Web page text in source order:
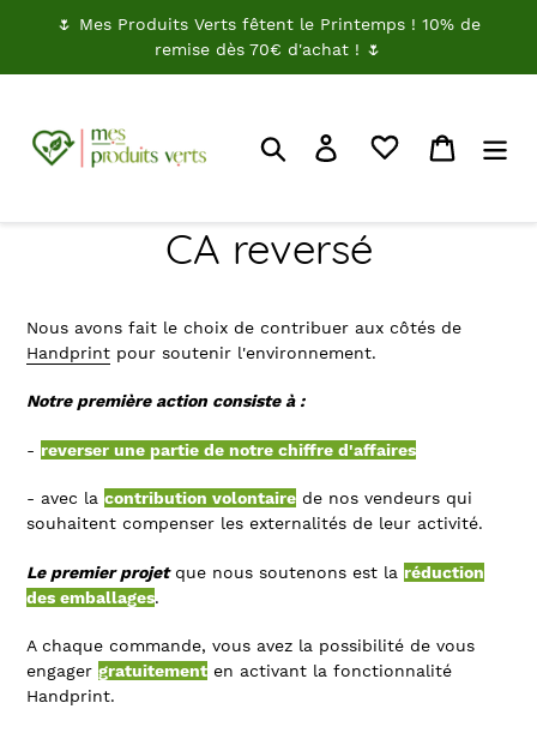
🌷 Mes Produits Verts fêtent le Printemps ! 10% de
remise dès 70€ d'achat ! 🌷
RechercherJe me connectePanier
CA reversé
Nous avons fait le choix de contribuer aux côtés de
Handprint pour soutenir l'environnement.
Notre première action consiste à :
- reverser une partie de notre chiffre d'affaires
- avec la contribution volontaire de nos vendeurs qui
souhaitent compenser les externalités de leur activité.
Le premier projetque nous soutenons est la réduction
des emballages.
A chaque commande, vous avez la possibilité de vous
engager gratuitement en activant la fonctionnalité
Handprint.